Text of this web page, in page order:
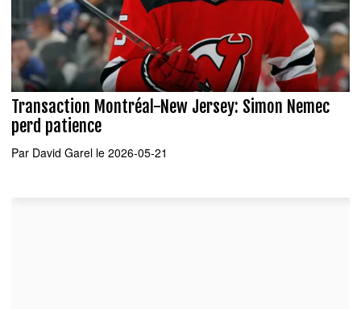
Transaction Montréal-New Jersey: Simon Nemec
perd patience
Par David Garel le 2026-05-21